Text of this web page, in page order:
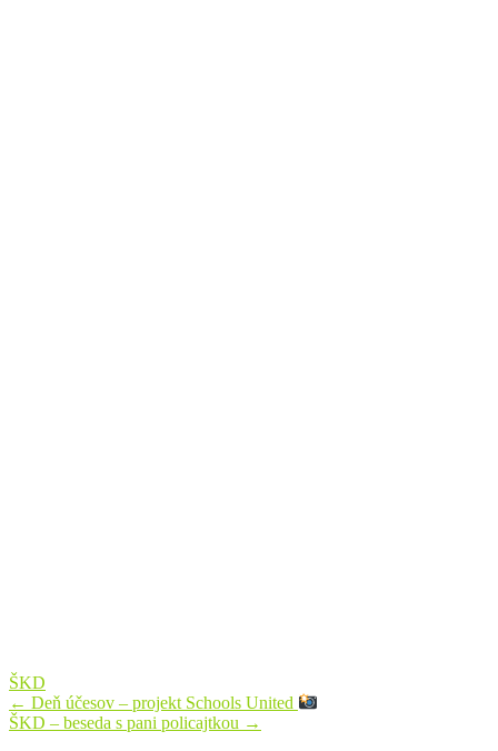
ŠKD
Post
navigation
← Deň účesov – projekt Schools United
ŠKD – beseda s pani policajtkou →